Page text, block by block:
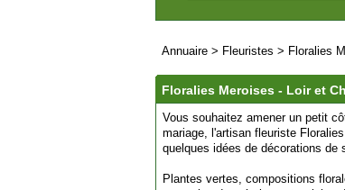
Annuaire > Fleuristes > Floralies
Floralies Meroises - Loir et
Vous souhaitez amener un petit
mariage, l'artisan fleuriste
quelques idées de décorations de
Plantes vertes, compositions